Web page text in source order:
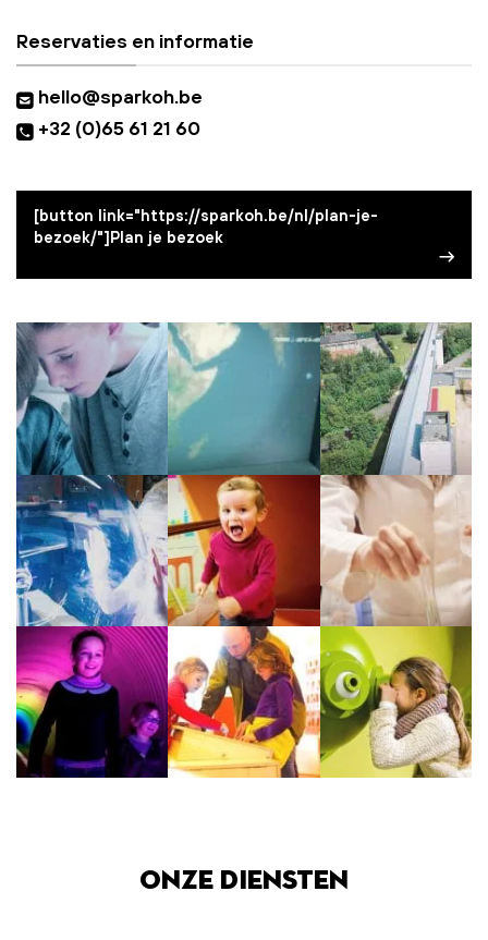
Reservaties en informatie
hello@sparkoh.be
+32 (0)65 61 21 60
[button link="https://sparkoh.be/nl/plan-je-
bezoek/"]Plan je bezoek
Onze diensten